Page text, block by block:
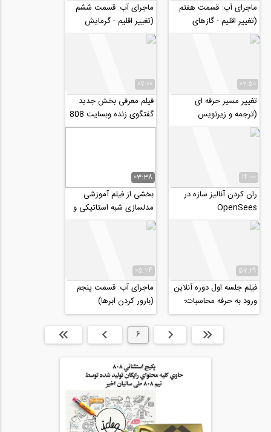
ماجرای آب: قسمت هفتم
(تغییر اقلیم - گازهای
گلخانه‌ای)
ماجرای آب: قسمت ششم
(تغییر اقلیم - گرمایش
زمین)
02:50
تغییر مسیر حرفه ای
(ترجمه و زیرنویس
اختصاصی موسسه ۸۰۸)
07:00
فیلم معرفی بخش جدید
گفتگوی زنده وبسایت 808
14:00
ران کردن آنالیز سازه در
OpenSees
03:38
بخشی از فیلم آموزشی
مدلسازی شبه استاتیکی و
شبه دینامیکی مدل های
ژئوتکنیکی با...
57:29
فیلم جلسه اول دوره آنلاین
ورود به حرفه محاسبات؛
طراحی سازه های بنایی
05:24
ماجرای آب: قسمت پنجم
(بارور کردن ابرها)
ابتدا قبلی 6 بعدی انتها »